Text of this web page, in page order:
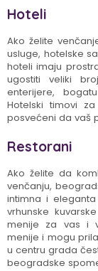
Hoteli
Ako želite
usluge, hotelske
hoteli imaju
ugostiti veliki
enterijere,
Hotelski timovi
posvećeni da vaš
Restorani
Ako želite da
venčanju,
intimna i
vrhunske
menije za vas i
menije i mogu
u centru grada
beogradske